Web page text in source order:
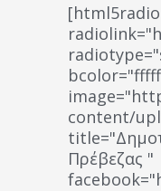
[html5radio
content/
Πρέβεζας "